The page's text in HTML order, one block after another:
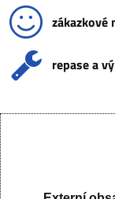
zákazkové
repase a